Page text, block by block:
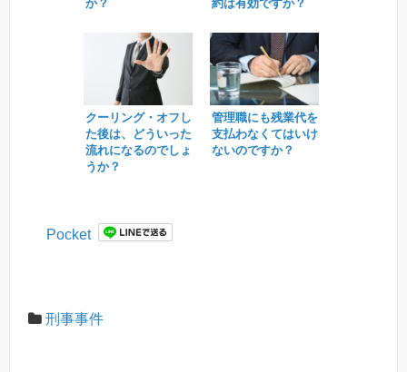
か？ 約は有効ですか？
クーリング・オフし
た後は、どういった
流れになるのでしょ
うか？
管理職にも残業代を
支払わなくてはいけ
ないのですか？
Pocket
刑事事件